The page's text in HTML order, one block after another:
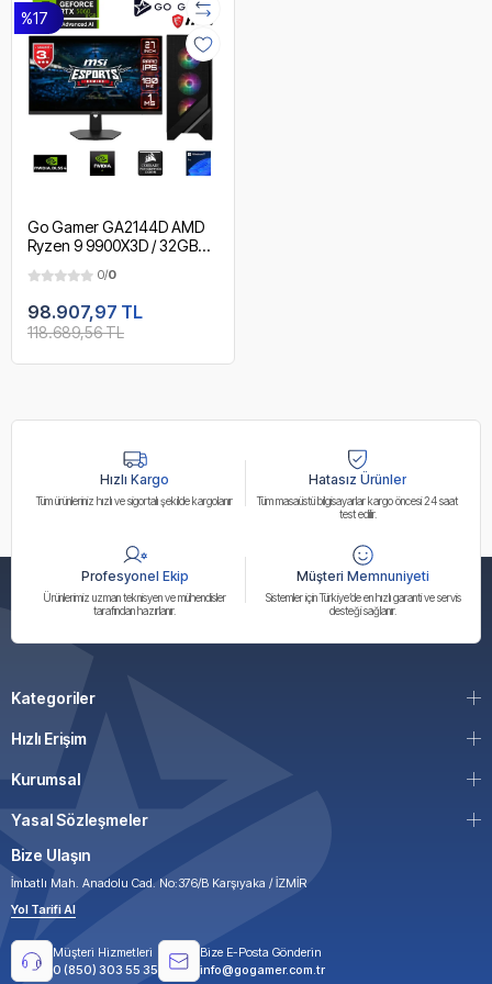
%17
Go Gamer GA2144D AMD
Ryzen 9 9900X3D / 32GB
m.2 SSD / RTX 5060 /
240mm Sıvı Soğutma / MSI
27" 180Hz. / AMD Gaming
Paket
0/0
98.907,97 TL
118.689,56 TL
Hızlı Kargo
Tüm ürünleriniz hızlı ve sigortalı şekilde kargolanır
Hatasız Ürünler
Tüm masaüstü bilgisayarlar kargo öncesi 24 saat
test edilir.
Profesyonel Ekip
Ürünlerimiz uzman teknisyen ve mühendisler
tarafından hazırlanır.
Müşteri Memnuniyeti
Sistemler için Türkiye’de en hızlı garanti ve servis
desteği sağlanır.
Kategoriler
Hızlı Erişim
Kurumsal
Yasal Sözleşmeler
Bize Ulaşın
İmbatlı Mah. Anadolu Cad. No:376/B Karşıyaka / İZMİR
Yol Tarifi Al
Müşteri Hizmetleri
0 (850) 303 55 35
Bize E-Posta Gönderin
info@gogamer.com.tr